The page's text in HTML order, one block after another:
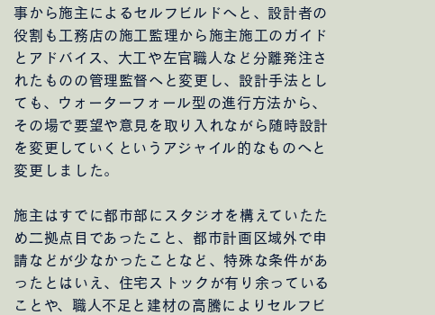
さんのための家
フィス
ス
家
事から施主によるセルフビルドへと、設計者の
役割も工務店の施工監理から施主施工のガイド
とアドバイス、大工や左官職人など分離発注さ
れたものの管理監督へと変更し、設計手法とし
ても、ウォーターフォール型の進行方法から、
その場で要望や意見を取り入れながら随時設計
を変更していくというアジャイル的なものへと
変更しました。
施主はすでに都市部にスタジオを構えていたた
め二拠点目であったこと、都市計画区域外で申
請などが少なかったことなど、特殊な条件があ
ったとはいえ、住宅ストックが有り余っている
ことや、職人不足と建材の高騰によりセルフビ